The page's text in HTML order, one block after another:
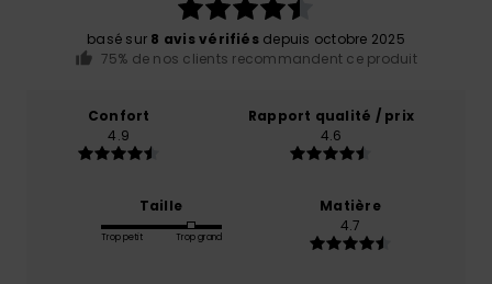
basé sur 8 avis vérifiésdepuis octobre 2025
75% de nos clients recommandent ce produit
Confort
4.9
Rapport qualité / prix
4.6
Taille
Trop petit Trop grand
Matière
4.7